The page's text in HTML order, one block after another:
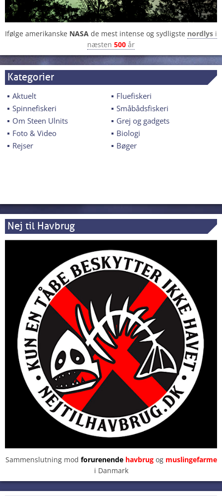
Ifølge amerikanske NASA de mest intense og sydligste nordlys i
næsten 500 år
Kategorier
Aktuelt
Fluefiskeri
Spinnefiskeri
Småbådsfiskeri
Om Steen Ulnits
Grej og gadgets
Foto & Video
Biologi
Rejser
Bøger
Nej til Havbrug
Sammenslutning mod forurenendehavbrugog muslingefarme
i Danmark